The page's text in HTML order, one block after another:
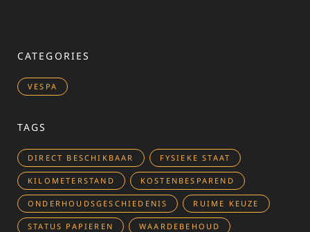
CATEGORIES
VESPA
TAGS
DIRECT BESCHIKBAAR FYSIEKE STAAT
KILOMETERSTAND KOSTENBESPAREND
ONDERHOUDSGESCHIEDENIS RUIME KEUZE
STATUS PAPIEREN WAARDEBEHOUD